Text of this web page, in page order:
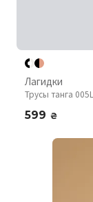
Лагидки
Трусы танга
599 ₴